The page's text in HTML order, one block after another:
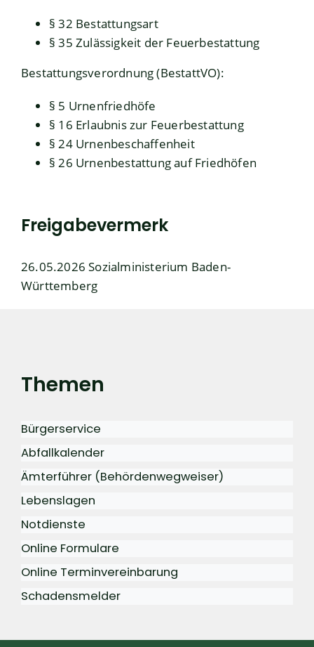
§ 32 Bestattungsart
§ 35 Zulässigkeit der Feuerbestattung
Bestattungsverordnung (BestattVO):
§ 5 Urnenfriedhöfe
§ 16 Erlaubnis zur Feuerbestattung
§ 24 Urnenbeschaffenheit
§ 26 Urnenbestattung auf Friedhöfen
Freigabevermerk
26.05.2026 Sozialministerium Baden-
Württemberg
Themen
Bürgerservice
Abfallkalender
Ämterführer (Behördenwegweiser)
Lebenslagen
Notdienste
Online Formulare
Online Terminvereinbarung
Schadensmelder